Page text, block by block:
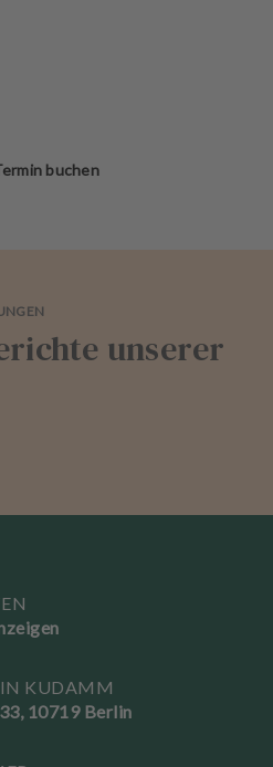
buchen
unserer
KUDAMM
10719 Berlin